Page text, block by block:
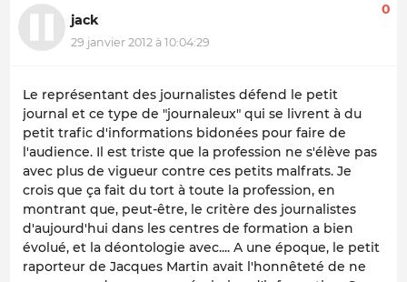
jack
29 janvier 2012 à 10:04:29
0
Le représentant des journalistes défend le petit
journal et ce type de "journaleux" qui se livrent à du
petit trafic d'informations bidonées pour faire de
l'audience. Il est triste que la profession ne s'élève pas
avec plus de vigueur contre ces petits malfrats. Je
crois que ça fait du tort à toute la profession, en
montrant que, peut-être, le critère des journalistes
d'aujourd'hui dans les centres de formation a bien
évolué, et la déontologie avec.... A une époque, le petit
raporteur de Jacques Martin avait l'honnêteté de ne